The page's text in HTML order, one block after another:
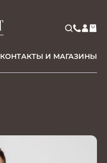
КОНТАКТЫ И МАГАЗИНЫ